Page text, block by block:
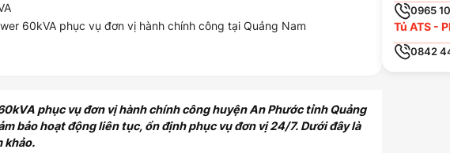
60kVA phục vụ đơn vị hành chính công tại Quảng Nam
phục vụ đơn vị hành chính công huyện An Phước tỉnh Quảng
bảo hoạt động liên tục, ổn định phục vụ đơn vị 24/7. Dưới đây là
khảo.
0965
Tủ ATS -
0842